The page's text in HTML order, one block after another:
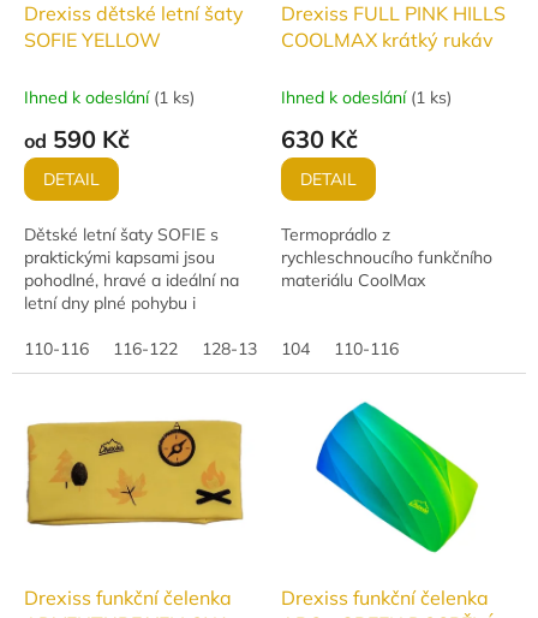
Drexiss dětské letní šaty
SOFIE YELLOW
Ihned k odeslání (1 ks)
od 590 Kč
DETAIL
Dětské letní šaty SOFIE s
praktickými kapsami jsou
pohodlné, hravé a ideální na
letní dny plné pohybu i
110-116
116-122 128-134 140-146 152-158
Drexiss FULL PINK HILLS
COOLMAX krátký rukáv
Ihned k odeslání (1 ks)
630 Kč
DETAIL
Termoprádlo z
rychleschnoucího funkčního
materiálu CoolMax
104 110-116
Drexiss funkční čelenka
Drexiss funkční čelenka